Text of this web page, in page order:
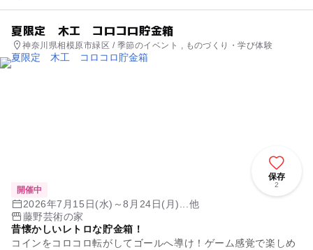
夏限定 木工 コロコロ貯金箱
神奈川県相模原市緑区 / 季節のイベント , ものづくり・学び体験
保存
2
開催中
2026年7月15日(水)～8月24日(月)...他
藤野芸術の家
昔懐かしいレトロな貯金箱！
コインをコロコロ転がしてゴールへ導け！ゲーム感覚で楽しめ